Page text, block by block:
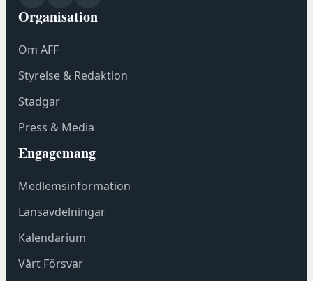
Organisation
Om AFF
Styrelse & Redaktion
Stadgar
Press & Media
Engagemang
Medlemsinformation
Länsavdelningar
Kalendarium
Vårt Försvar